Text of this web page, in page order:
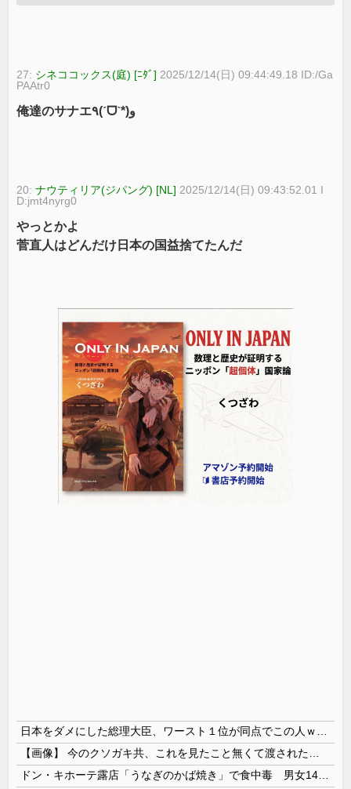
27: シネココックス(庭) [ﾆﾀﾞ] 2025/12/14(日) 09:44:49.18 ID:/Ga
PAAtr0
俺達のサナエ٩(ˊᗜˋ*)و
20:ナウティリア(ジパング) [NL] 2025/12/14(日) 09:43:52.01 I
D:jmt4nyrg0
やっとかよ
菅直人はどんだけ日本の国益捨てたんだ